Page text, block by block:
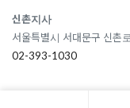
신촌지사
서울특별시 서대문구 신촌
02-393-1030